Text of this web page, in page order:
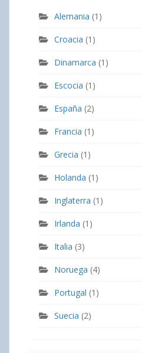
Alemania (1)
Croacia (1)
Dinamarca (1)
Escocia (1)
España (2)
Francia (1)
Grecia (1)
Holanda (1)
Inglaterra (1)
Irlanda (1)
Italia (3)
Noruega (4)
Portugal (1)
Suecia (2)